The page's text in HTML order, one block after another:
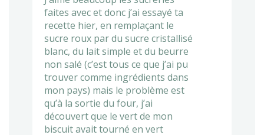
faites avec et donc j’ai essayé ta
recette hier, en remplaçant le
sucre roux par du sucre cristallisé
blanc, du lait simple et du beurre
non salé (c’est tous ce que j’ai pu
trouver comme ingrédients dans
mon pays) mais le problème est
qu’à la sortie du four, j’ai
découvert que le vert de mon
biscuit avait tourné en vert